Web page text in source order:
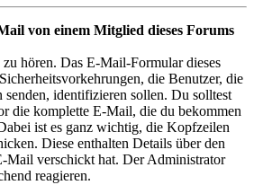
von einem Mitglied dieses Forums
zu hören. Das E-Mail-Formular dieses
die Benutzer, die
senden, identifizieren sollen. Du solltest
die komplette E-Mail, die du bekommen
ist es ganz wichtig, die Kopfzeilen
Diese enthalten Details über den
Mail verschickt hat. Der Administrator
reagieren.